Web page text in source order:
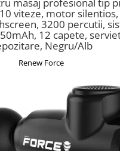
Flex
viteze, motor
3200 percutii,
12 capete,
Negru/Alb
Renew Force